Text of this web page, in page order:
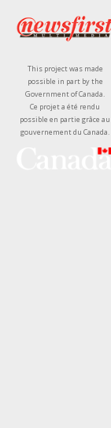
This project was made
possible in part by the
Government of Canada.
Ce projet a été rendu
possible en partie grâce au
gouvernement du Canada.